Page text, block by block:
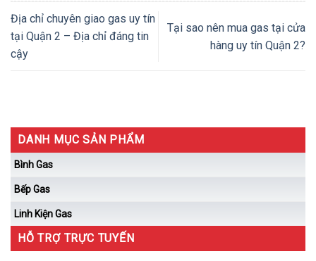
Địa chỉ chuyên giao gas uy tín
tại Quận 2 – Địa chỉ đáng tin
cậy
Tại sao nên mua gas tại cửa
hàng uy tín Quận 2?
DANH MỤC SẢN PHẨM
Bình Gas
Bếp Gas
Linh Kiện Gas
HỖ TRỢ TRỰC TUYẾN